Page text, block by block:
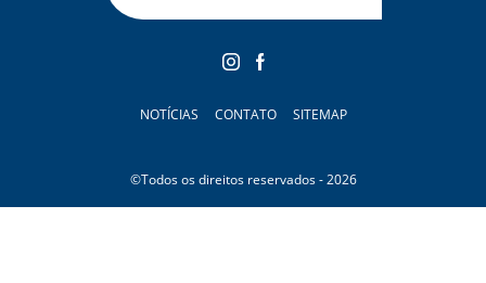
NOTÍCIAS CONTATO SITEMAP
©Todos os direitos reservados - 2026